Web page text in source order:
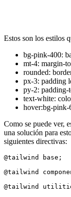
Estos son los estilos
bg-pink-400:
mt-4: margin-
rounded:
px-3: padding
py-2: padding-
text-white:
hover:bg-pink-
Como se puede ver,
una solución para
siguientes directivas:
@tailwind base;
@tailwind